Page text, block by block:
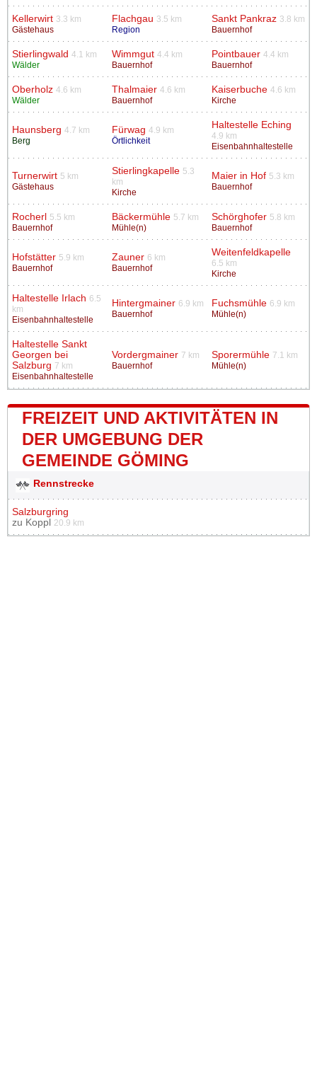
Kellerwirt 3.3 km
Gästehaus
Flachgau 3.5 km
Region
Sankt Pankraz 3.8 km
Bauernhof
Stierlingwald 4.1 km
Wälder
Wimmgut 4.4 km
Bauernhof
Pointbauer 4.4 km
Bauernhof
Oberholz 4.6 km
Wälder
Thalmaier 4.6 km
Bauernhof
Kaiserbuche 4.6 km
Kirche
Haunsberg 4.7 km
Berg
Fürwag 4.9 km
Örtlichkeit
Haltestelle Eching
4.9 km
Eisenbahnhaltestelle
Turnerwirt 5 km
Gästehaus
Stierlingkapelle 5.3
km
Kirche
Maier in Hof 5.3 km
Bauernhof
Rocherl
5.5 km
Bauernhof
Bäckermühle 5.7 km
Mühle(n)
Schörghofer 5.8 km
Bauernhof
Hofstätter 5.9 km
Bauernhof
Zauner 6 km
Bauernhof
Weitenfeldkapelle
6.5 km
Kirche
Haltestelle Irlach 6.5
km
Eisenbahnhaltestelle
Hintergmainer 6.9 km
Bauernhof
Fuchsmühle 6.9 km
Mühle(n)
Haltestelle Sankt
Georgen bei
Salzburg 7 km
Eisenbahnhaltestelle
Vordergmainer 7 km
Bauernhof
Sporermühle 7.1 km
Mühle(n)
FREIZEIT UND AKTIVITÄTEN IN
DER UMGEBUNG DER
GEMEINDE GÖMING
Rennstrecke
Salzburgring
zu Koppl 20.9 km